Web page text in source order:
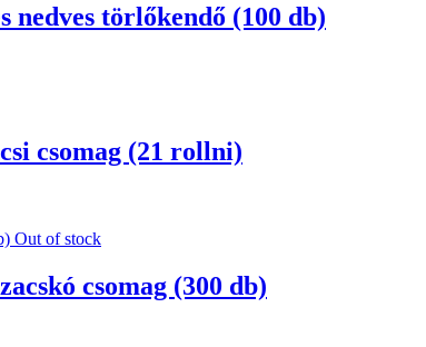
törlőkendő (100 db)
csomag (21 rollni)
Out of stock
csomag (300 db)